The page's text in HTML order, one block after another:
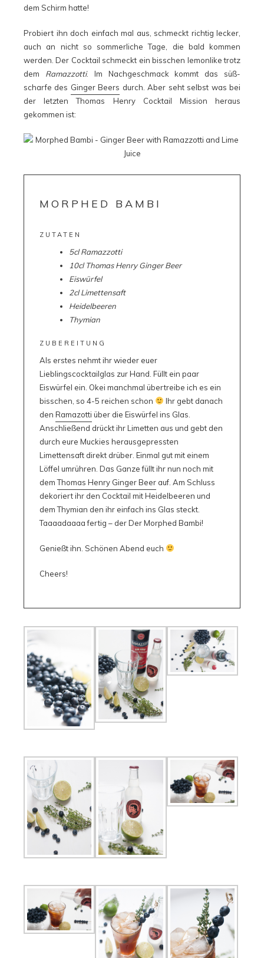
dem Schirm hatte!
Probiert ihn doch einfach mal aus, schmeckt richtig lecker,
auch an nicht so sommerliche Tage, die bald kommen
werden. Der Cocktail schmeckt ein bisschen lemonlike trotz
dem Ramazzotti. Im Nachgeschmack kommt das süß-
scharfe des Ginger Beers durch. Aber seht selbst was bei
der letzten Thomas Henry Cocktail Mission heraus
gekommen ist:
MORPHED BAMBI
ZUTATEN
5clRamazzotti
10clThomas Henry Ginger Beer
Eiswürfel
2cl Limettensaft
Heidelbeeren
Thymian
ZUBEREITUNG
Als erstes nehmt ihr wieder euer
Lieblingscocktailglas zur Hand. Füllt ein paar
Eiswürfel ein. Okei manchmal übertreibe ich es ein
bisschen, so 4-5 reichen schon
Ihr gebt danach
den Ramazotti über die Eiswürfel ins Glas.
Anschließend drückt ihr Limetten aus und gebt den
durch eure Muckies herausgepressten
Limettensaft direkt drüber. Einmal gut mit einem
Löffel umrühren. Das Ganze füllt ihr nun noch mit
dem Thomas Henry Ginger Beerauf. Am Schluss
dekoriert ihr den Cocktail mit Heidelbeeren und
dem Thymian den ihr einfach ins Glas steckt.
Taaaadaaaa fertig – der Der Morphed Bambi!
Genießt ihn. Schönen Abend euch
Cheers!